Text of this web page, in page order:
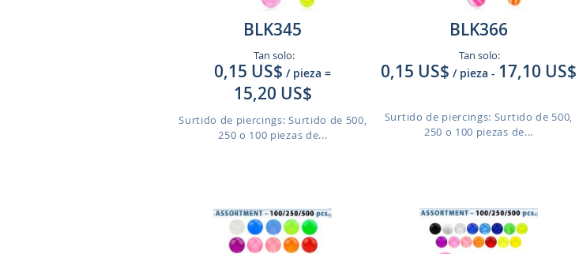
BLK345
Tan solo:
0,15 US$ / pieza =
15,20 US$
Surtido de piercings: Surtido de 500,
250 o 100 piezas de...
BLK366
Tan solo:
0,15 US$ / pieza - 17,10 US$
Surtido de piercings: Surtido de 500,
250 o 100 piezas de...